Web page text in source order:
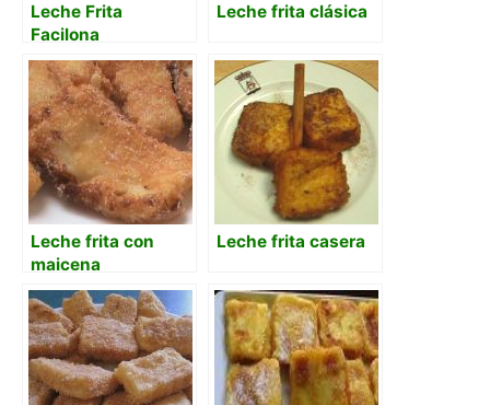
Leche Frita
Facilona
Leche frita clásica
Leche frita con
maicena
Leche frita casera